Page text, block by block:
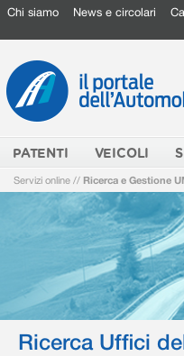
Chi siamo News e circolari
PATENTI VEICOLI
Servizi online // Ricerca e Gestione
Ricerca Uffici